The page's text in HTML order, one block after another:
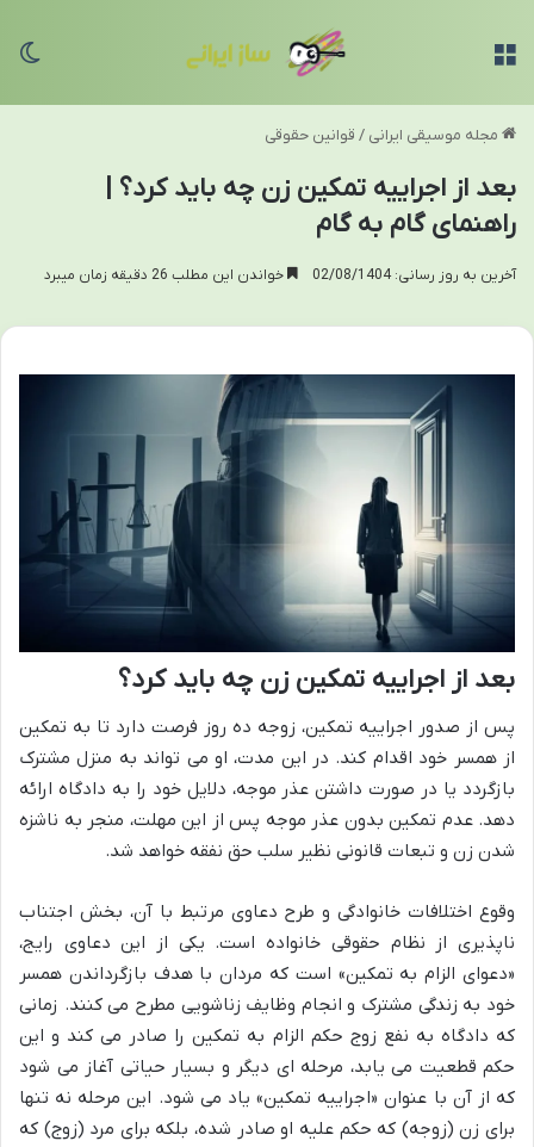
مجله موسیقی ایرانی / قوانین حقوقی
بعد از اجراییه تمکین زن چه باید کرد؟ |
راهنمای گام به گام
آخرین به روز رسانی: 02/08/1404 خواندن این مطلب 26 دقیقه زمان میبرد
بعد از اجراییه تمکین زن چه باید کرد؟
پس از صدور اجراییه تمکین، زوجه ده روز فرصت دارد تا به تمکین
از همسر خود اقدام کند. در این مدت، او می تواند به منزل مشترک
بازگردد یا در صورت داشتن عذر موجه، دلایل خود را به دادگاه ارائه
دهد. عدم تمکین بدون عذر موجه پس از این مهلت، منجر به ناشزه
شدن زن و تبعات قانونی نظیر سلب حق نفقه خواهد شد.
وقوع اختلافات خانوادگی و طرح دعاوی مرتبط با آن، بخش اجتناب
ناپذیری از نظام حقوقی خانواده است. یکی از این دعاوی رایج،
«دعوای الزام به تمکین» است که مردان با هدف بازگرداندن همسر
خود به زندگی مشترک و انجام وظایف زناشویی مطرح می کنند. زمانی
که دادگاه به نفع زوج حکم الزام به تمکین را صادر می کند و این
حکم قطعیت می یابد، مرحله ای دیگر و بسیار حیاتی آغاز می شود
که از آن با عنوان «اجراییه تمکین» یاد می شود. این مرحله نه تنها
برای زن (زوجه) که حکم علیه او صادر شده، بلکه برای مرد (زوج) که